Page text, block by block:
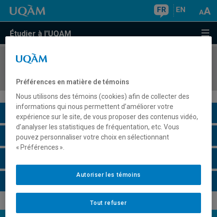
FR EN
Étudier à l'UQAM
COURS//
Description du cours
Horaire - Été 2026
Préférences en matière de témoins
Nous utilisons des témoins (cookies) afin de collecter des
informations qui nous permettent d’améliorer votre
expérience sur le site, de vous proposer des contenus vidéo,
d’analyser les statistiques de fréquentation, etc. Vous
pouvez personnaliser votre choix en sélectionnant
« Préférences ».
Tout refuser
Autoriser les témoins